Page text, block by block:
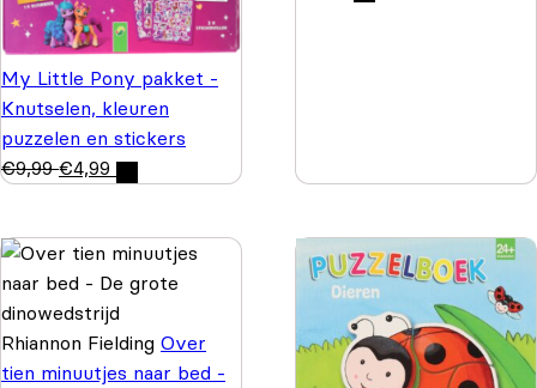
My Little Pony pakket -
Knutselen, kleuren
puzzelen en stickers
€9,99 €4,99
Rhiannon Fielding Over
tien minuutjes naar bed -